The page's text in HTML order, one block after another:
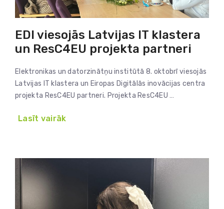
EDI viesojās Latvijas IT klastera
un ResC4EU projekta partneri
Elektronikas un datorzinātņu institūtā 8. oktobrī viesojās
Latvijas IT klastera un Eiropas Digitālās inovācijas centra
projekta ResC4EU partneri. Projekta ResC4EU …
Lasīt vairāk